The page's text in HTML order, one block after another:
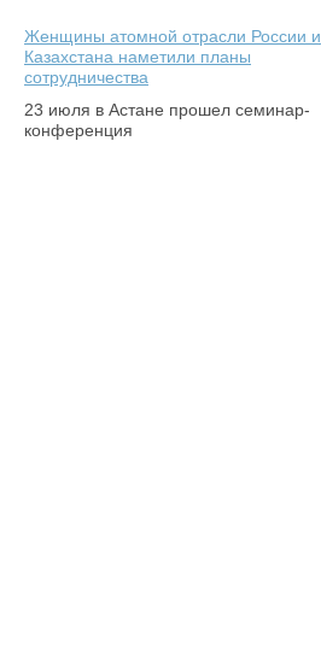
Женщины атомной отрасли России и
Казахстана наметили планы
сотрудничества
23 июля в Астане прошел семинар-
конференция